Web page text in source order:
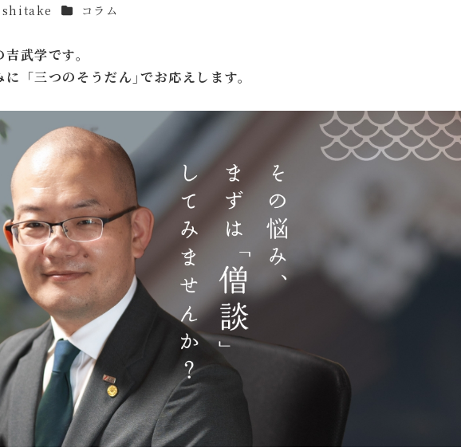
カテゴリー
コラム
武学です。
「三つのそうだん｣でお応えします。